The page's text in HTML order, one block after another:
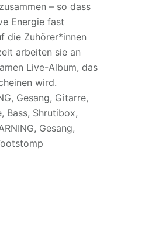
– so dass
Energie fast
die Zuhörer*innen
arbeiten sie an
Live-Album, das
wird.
Gesang, Gitarre,
Bass, Shrutibox,
Gesang,